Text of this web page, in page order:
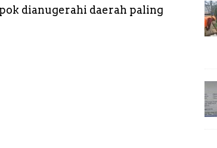
dianugerahi daerah paling